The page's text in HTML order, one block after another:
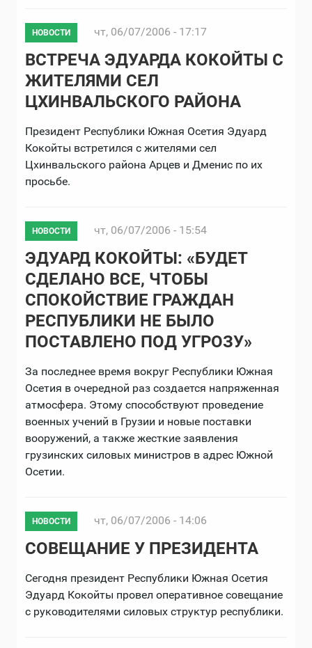
НОВОСТИ чт, 06/07/2006 - 17:17
ВСТРЕЧА ЭДУАРДА КОКОЙТЫ С
ЖИТЕЛЯМИ СЕЛ
ЦХИНВАЛЬСКОГО РАЙОНА
Президент Республики Южная Осетия Эдуард
Кокойты встретился с жителями сел
Цхинвальского района Арцев и Дменис по их
просьбе.
НОВОСТИ чт, 06/07/2006 - 15:54
ЭДУАРД КОКОЙТЫ: «БУДЕТ
СДЕЛАНО ВСЕ, ЧТОБЫ
СПОКОЙСТВИЕ ГРАЖДАН
РЕСПУБЛИКИ НЕ БЫЛО
ПОСТАВЛЕНО ПОД УГРОЗУ»
За последнее время вокруг Республики Южная
Осетия в очередной раз создается напряженная
атмосфера. Этому способствуют проведение
военных учений в Грузии и новые поставки
вооружений, а также жесткие заявления
грузинских силовых министров в адрес Южной
Осетии.
НОВОСТИ чт, 06/07/2006 - 14:06
СОВЕЩАНИЕ У ПРЕЗИДЕНТА
Сегодня президент Республики Южная Осетия
Эдуард Кокойты провел оперативное совещание
с руководителями силовых структур республики.